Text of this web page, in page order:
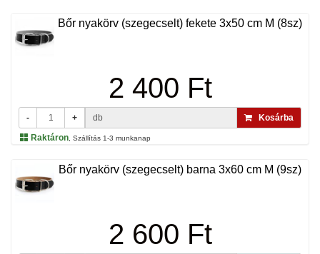
Bőr nyakörv (szegecselt) fekete 3x50 cm M (8sz)
2 400 Ft
- + db
Kosárba
Raktáron , Szállítás 1-3 munkanap
Bőr nyakörv (szegecselt) barna 3x60 cm M (9sz)
2 600 Ft